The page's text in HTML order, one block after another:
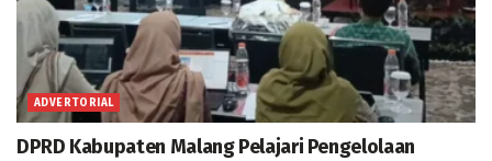
ADVERTORIAL
DPRD Kabupaten Malang Pelajari Pengelolaan